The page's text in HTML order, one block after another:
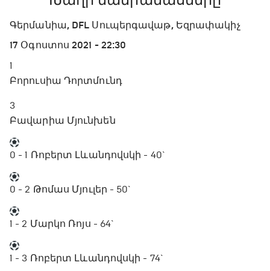
Գերմանիա, DFL Սուպերգավաթ, Եզրափակիչ
17 Օգոստոս 2021 - 22:30
1
Բորուսիա Դորտմունդ
3
Բավարիա Մյունխեն
0 - 1 Ռոբերտ Լևանդովսկի - 40`
0 - 2 Թոմաս Մյուլեր - 50`
1 - 2 Մարկո Ռոյս - 64`
1 - 3 Ռոբերտ Լևանդովսկի - 74`